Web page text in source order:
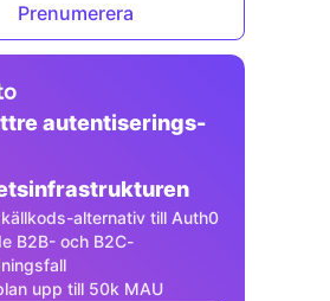
Prenumerera
autentiserings-
alternativ till Auth0
B2B- och B2C-
upp till 50k MAU